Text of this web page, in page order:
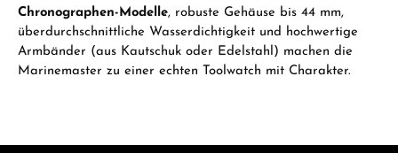
Chronographen-Modelle, robuste Gehäuse bis 44 mm,
überdurchschnittliche Wasserdichtigkeit und hochwertige
Armbänder (aus Kautschuk oder Edelstahl) machen die
Marinemaster zu einer echten Toolwatch mit Charakter.